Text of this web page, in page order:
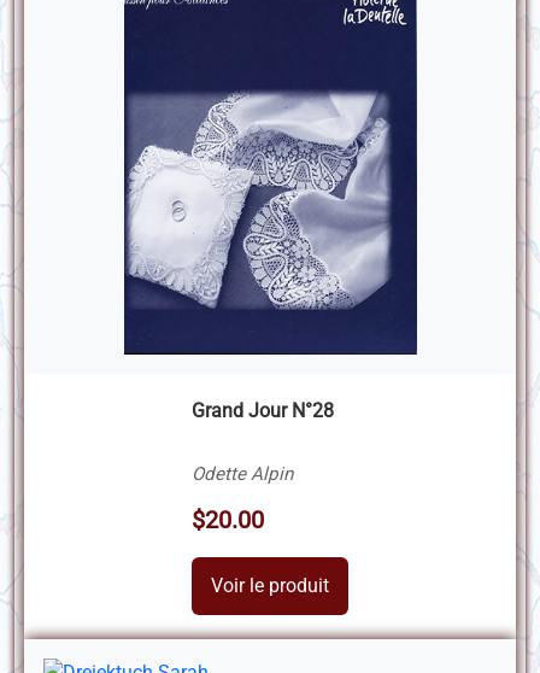
Grand Jour N°28
Odette Alpin
$20.00
Voir le produit